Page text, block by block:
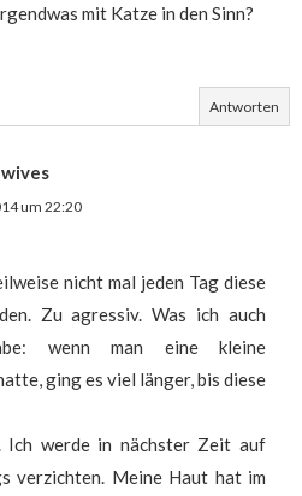
mit Katze in den Sinn?
Antworten
um 22:20
nicht mal jeden Tag diese
Zu agressiv. Was ich auch
wenn man eine kleine
ging es viel länger, bis diese
Ich werde in nächster Zeit auf
verzichten. Meine Haut hat im